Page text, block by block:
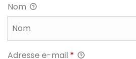
Nom
Adresse e-mail *